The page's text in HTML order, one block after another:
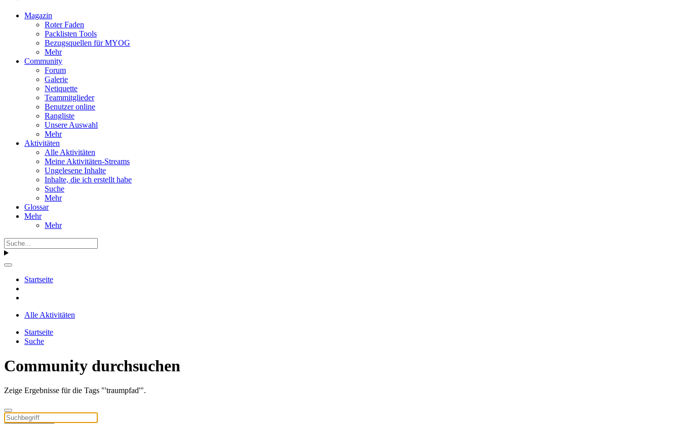
Magazin
Roter Faden
Packlisten Tools
Bezugsquellen für MYOG
Mehr
Community
Forum
Galerie
Netiquette
Teammitglieder
Benutzer online
Rangliste
Unsere Auswahl
Mehr
Aktivitäten
Alle Aktivitäten
Meine Aktivitäten-Streams
Ungelesene Inhalte
Inhalte, die ich erstellt habe
Suche
Mehr
Glossar
Mehr
Mehr
Startseite
Alle Aktivitäten
Startseite
Suche
Community durchsuchen
Zeige Ergebnisse für die Tags "'traumpfad'".